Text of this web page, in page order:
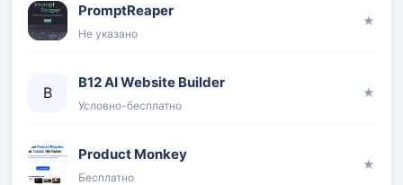
PromptReaper
Не указано
★
B
B12 AI Website Builder
Условно-бесплатно
★
Product Monkey
Бесплатно
★